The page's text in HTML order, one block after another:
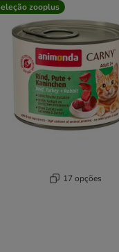
zooplus
17 opções